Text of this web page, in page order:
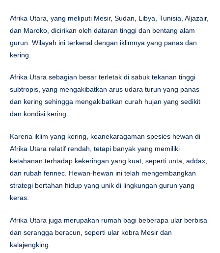
Afrika Utara, yang meliputi Mesir, Sudan, Libya, Tunisia, Aljazair,
dan Maroko, dicirikan oleh dataran tinggi dan bentang alam
gurun. Wilayah ini terkenal dengan iklimnya yang panas dan
kering.
Afrika Utara sebagian besar terletak di sabuk tekanan tinggi
subtropis, yang mengakibatkan arus udara turun yang panas
dan kering sehingga mengakibatkan curah hujan yang sedikit
dan kondisi kering.
Karena iklim yang kering, keanekaragaman spesies hewan di
Afrika Utara relatif rendah, tetapi banyak yang memiliki
ketahanan terhadap kekeringan yang kuat, seperti unta, addax,
dan rubah fennec. Hewan-hewan ini telah mengembangkan
strategi bertahan hidup yang unik di lingkungan gurun yang
keras.
Afrika Utara juga merupakan rumah bagi beberapa ular berbisa
dan serangga beracun, seperti ular kobra Mesir dan
kalajengking.